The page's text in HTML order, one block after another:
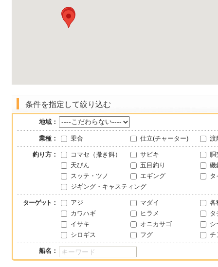
条件を指定して絞り込む
地域：
業種： 乗合 仕立(チャーター) 渡
釣り方： コマセ（撒き餌） サビキ
胴
天びん
五目釣り
磯
スッテ・ツノ
エギング
タ
ジギング・キャスティング
ターゲット ： アジ マダイ
各
カワハギ
ヒラメ
タ
イサキ
オニカサゴ
シ
シロギス
フグ チ
船名：